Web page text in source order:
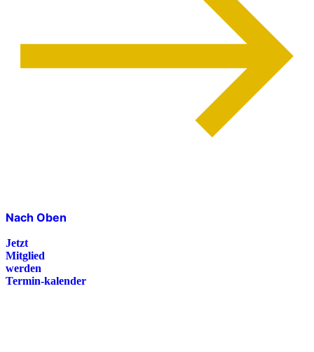
Nach Oben
Jetzt
Mitglied
werden
Termin-kalender